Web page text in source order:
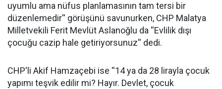
uyumlu ama nüfus planlamasının tam tersi bir
düzenlemedir'' görüşünü savunurken, CHP Malatya
Milletvekili Ferit Mevlüt Aslanoğlu da ''Evlilik dışı
çocuğu cazip hale getiriyorsunuz'' dedi.
CHP'li Akif Hamzaçebi ise ''14 ya da 28 lirayla çocuk
yapımı teşvik edilir mi? Hayır. Devlet, çocuk